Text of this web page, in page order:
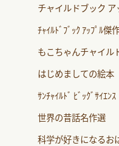
チャイルドブック ア
ﾁｬｲﾙﾄﾞﾌﾞｯｸ ｱｯﾌﾟﾙ傑
もこちゃんチャイル
はじめましての絵本
ｻﾝﾁｬｲﾙﾄﾞ ﾋﾞｯｸﾞｻｲｴﾝｽ
世界の昔話名作選
科学が好きになるお